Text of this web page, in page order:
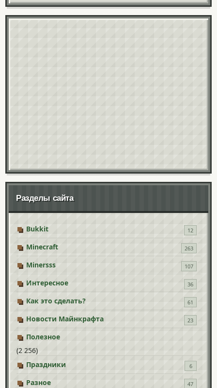
Разделы сайта
Bukkit 12
Minecraft 263
Minersss 107
Интересное 36
Как это сделать? 61
Новости Майнкрафта 23
Полезное
(2 256)
Праздники
6
Разное 47